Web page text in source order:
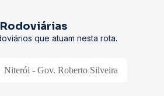
Rodoviárias
que atuam nesta rota.
Niterói - Gov. Roberto Silveira